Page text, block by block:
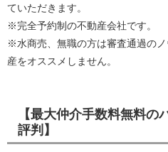
ていただきます。
※完全予約制の不動産会社です。
※水商売、無職の方は審査通過の
産をオススメしません。
【最大仲介手数料無料の
評判】